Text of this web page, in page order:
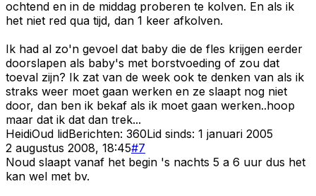
ochtend en in de middag proberen te kolven. En als ik
het niet red qua tijd, dan 1 keer afkolven.
Ik had al zo'n gevoel dat baby die de fles krijgen eerder
doorslapen als baby's met borstvoeding of zou dat
toeval zijn? Ik zat van de week ook te denken van als ik
straks weer moet gaan werken en ze slaapt nog niet
door, dan ben ik bekaf als ik moet gaan werken..hoop
maar dat ik dat dan trek...
HeidiOud lidBerichten: 360Lid sinds: 1 januari 2005
2 augustus 2008, 18:45#7
Noud slaapt vanaf het begin 's nachts 5 a 6 uur dus het
kan wel met bv.